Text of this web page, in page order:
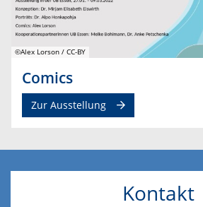
©Alex Lorson / CC-BY
Comics
Zur Ausstellung
Kontakt